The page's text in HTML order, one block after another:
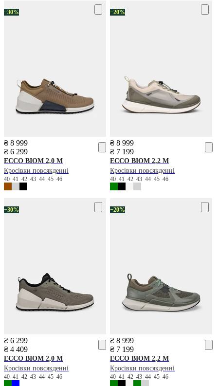
−30%
₴ 8 999
₴ 6 299
ECCO BIOM 2,0 M
Кросівки повсякденні
40 41 42 43 44 45 46
−20%
₴ 8 999
₴ 7 199
ECCO BIOM 2,2 M
Кросівки повсякденні
40414243444546
−30%
₴ 6 299
₴ 4 409
ECCO BIOM 2,0 M
Кросівки повсякденні
40 41 42 43 44 45 46
−20%
₴ 8 999
₴ 7 199
ECCO BIOM 2,2 M
Кросівки повсякденні
40414243444546